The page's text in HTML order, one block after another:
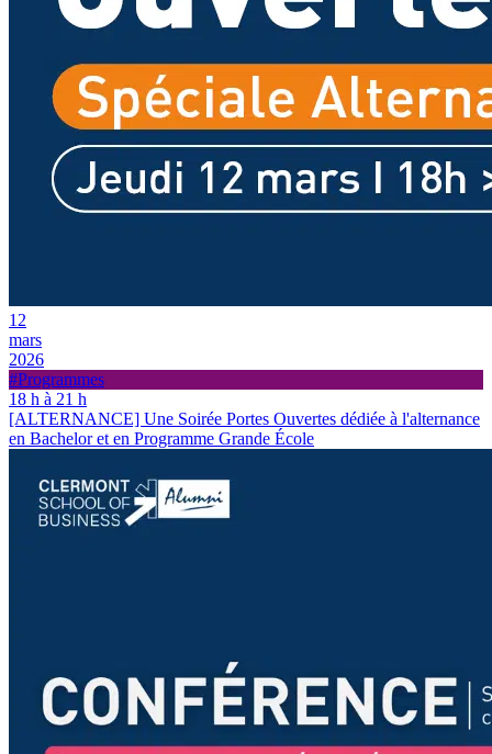
12
mars
2026
#Programmes
18 h à 21 h
[ALTERNANCE] Une Soirée Portes Ouvertes dédiée à l'alternance
en Bachelor et en Programme Grande École